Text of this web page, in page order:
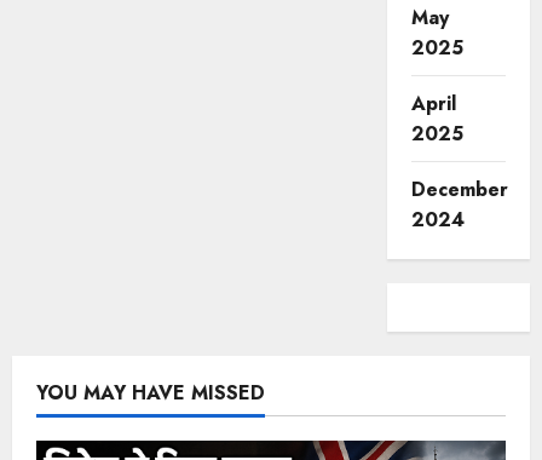
May
2025
April
2025
December
2024
YOU MAY HAVE MISSED